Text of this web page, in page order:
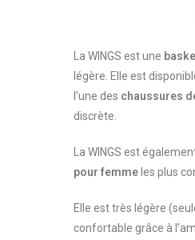
La WINGS est une
légère. Elle est
l’une des chaussures
discrète.
La WINGS est
pour femme les plus
Elle est très légère
confortable grâce à